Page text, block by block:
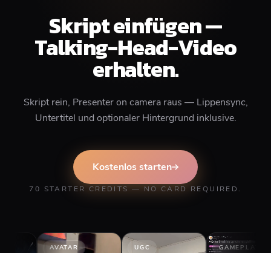
Skript einfügen —
Talking-Head-Video
erhalten.
Skript rein, Presenter on camera raus — Lippensync,
Untertitel und optionaler Hintergrund inklusive.
Kostenlos starten
70 STARTER CREDITS — NO CARD REQUIRED.
AVATAR GAMEPLAY